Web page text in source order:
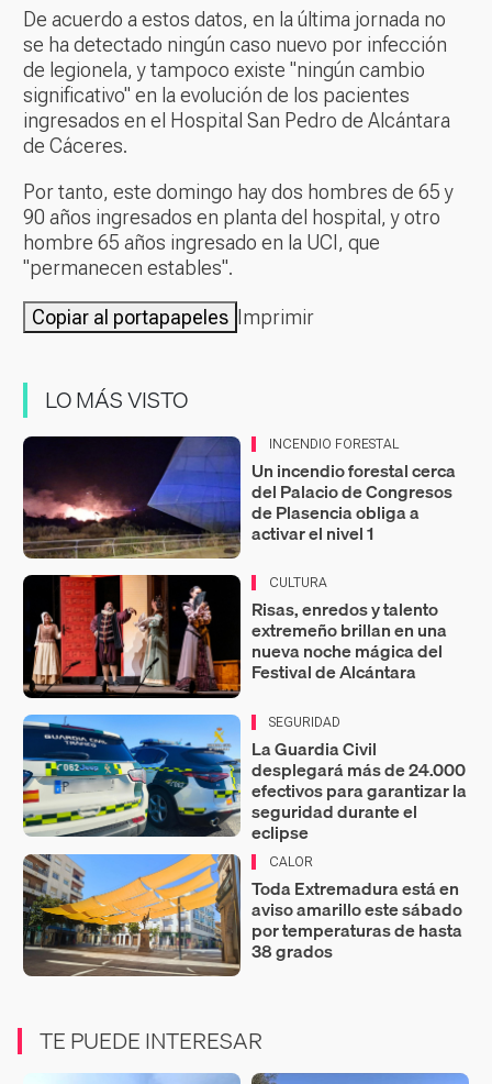
De acuerdo a estos datos, en la última jornada no
se ha detectado ningún caso nuevo por infección
de legionela, y tampoco existe "ningún cambio
significativo" en la evolución de los pacientes
ingresados en el Hospital San Pedro de Alcántara
de Cáceres.
Por tanto, este domingo hay dos hombres de 65 y
90 años ingresados en planta del hospital, y otro
hombre 65 años ingresado en la UCI, que
"permanecen estables".
Copiar al portapapeles Imprimir
LO MÁS VISTO
INCENDIO FORESTAL
Un incendio forestal cerca
del Palacio de Congresos
de Plasencia obliga a
activar el nivel 1
CULTURA
Risas, enredos y talento
extremeño brillan en una
nueva noche mágica del
Festival de Alcántara
SEGURIDAD
La Guardia Civil
desplegará más de 24.000
efectivos para garantizar la
seguridad durante el
eclipse
CALOR
Toda Extremadura está en
aviso amarillo este sábado
por temperaturas de hasta
38 grados
TE PUEDE INTERESAR